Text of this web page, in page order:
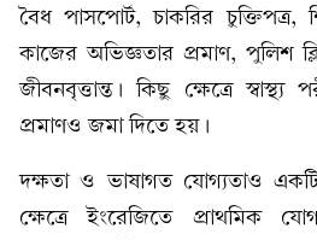
বৈধ পাসপোর্ট, চাকরির চুক্তিপত্র,
কাজের অভিজ্ঞতার প্রমাণ, পুলিশ
জীবনবৃত্তান্ত। কিছু ক্ষেত্রে স্বাস্থ্য
প্রমাণও জমা দিতে হয়।
দক্ষতা ও ভাষাগত যোগ্যতাও
ক্ষেত্রে ইংরেজিতে প্রাথমিক